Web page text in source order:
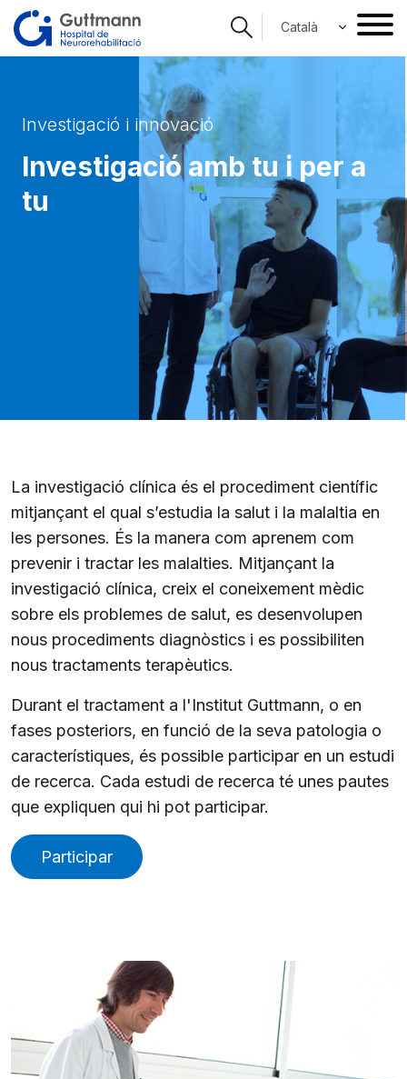
contingut
Select your
Investigació i innovació
Investigació amb tu i per a
tu
La investigació clínica és el procediment científic
mitjançant el qual s’estudia la salut i la malaltia en
les persones. És la manera com aprenem com
prevenir i tractar les malalties. Mitjançant la
investigació clínica, creix el coneixement mèdic
sobre els problemes de salut, es desenvolupen
nous procediments diagnòstics i es possibiliten
nous tractaments terapèutics.
Durant el tractament a l'Institut Guttmann, o en
fases posteriors, en funció de la seva patologia o
característiques, és possible participar en un estudi
de recerca. Cada estudi de recerca té unes pautes
que expliquen qui hi pot participar.
Participar